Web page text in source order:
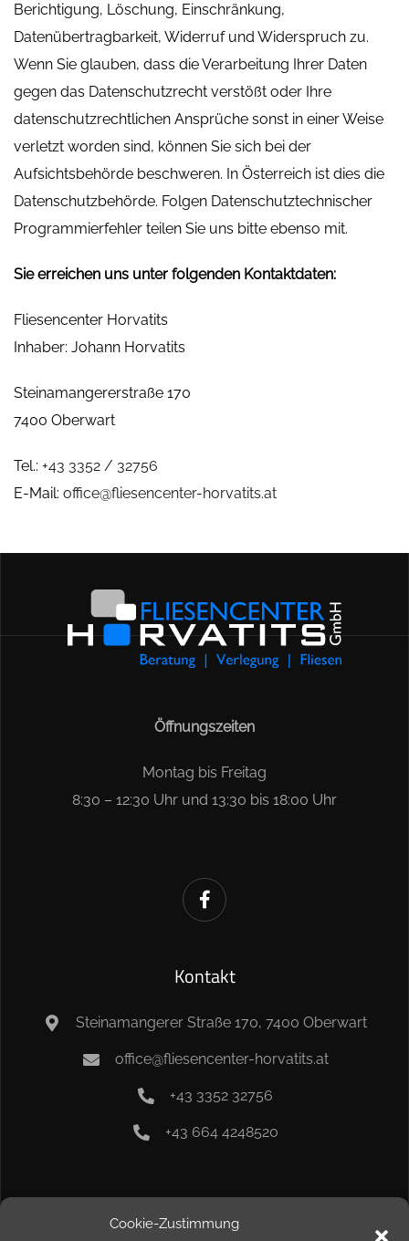
Cookie-Zustimmung
Berichtigung, Löschung, Einschränkung,
Datenübertragbarkeit, Widerruf und Widerspruch zu.
Wenn Sie glauben, dass die Verarbeitung Ihrer Daten
gegen das Datenschutzrecht verstößt oder Ihre
datenschutzrechtlichen Ansprüche sonst in einer Weise
verletzt worden sind, können Sie sich bei der
Aufsichtsbehörde beschweren. In Österreich ist dies die
Datenschutzbehörde. Folgen Datenschutztechnischer
Programmierfehler teilen Sie uns bitte ebenso mit.
Sie erreichen uns unter folgenden Kontaktdaten:
Fliesencenter Horvatits
Inhaber: Johann Horvatits
Steinamangererstraße 170
7400 Oberwart
Tel.: +43 3352 / 32756
E-Mail: office@fliesencenter-horvatits.at
Öffnungszeiten
Montag bis Freitag
8:30 – 12:30 Uhr und 13:30 bis 18:00 Uhr
Kontakt
Steinamangerer Straße 170, 7400 Oberwart
office@fliesencenter-horvatits.at
+43 3352 32756
+43 664 4248520
Info